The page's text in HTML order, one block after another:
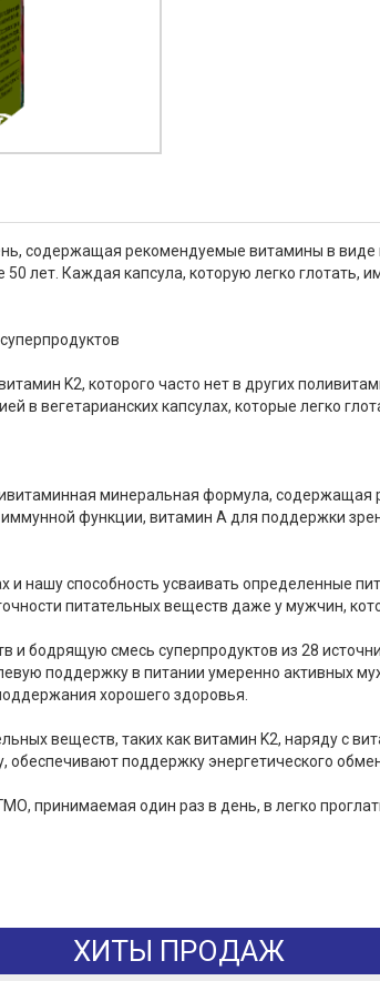
содержащая рекомендуемые витамины в
лет. Каждая капсула, которую легко глотать,
K2, которого часто нет в других
в вегетарианских капсулах, которые легко
минеральная формула,
функции, витамин A для поддержки
нашу способность усваивать определенные
питательных веществ даже у мужчин,
и бодрящую смесь суперпродуктов из 28
поддержку в питании умеренно активных
хорошего здоровья.
веществ, таких как витамин K2, наряду с
обеспечивают поддержку энергетического
принимаемая один раз в день, в легко
ХИТЫ ПРОДАЖ